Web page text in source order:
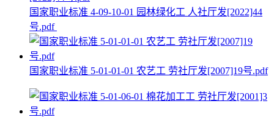
国家职业标准 4-09-10-01 园林绿化工 人社厅发[2022]44
号.pdf
国家职业标准 5-01-01-01 农艺工 劳社厅发[2007]19号.pdf